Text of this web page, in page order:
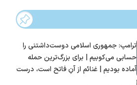
ترامپ: جمهوری اسلامی دوست‌داشتنی را
حسابی می‌کوبیم | برای بزرگ‌ترین حمله
آماده بودیم | غنائم از آنِ فاتح است، درست